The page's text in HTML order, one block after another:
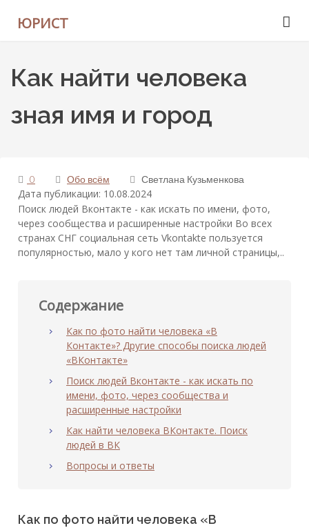
ЮРИСТ
Как найти человека
зная имя и город
0 Обо всём Светлана Кузьменкова
Дата публикации: 10.08.2024
Поиск людей Вконтакте - как искать по имени, фото,
через сообщества и расширенные настройки Во всех
странах СНГ социальная сеть Vkontakte пользуется
популярностью, мало у кого нет там личной страницы,..
Содержание
Как по фото найти человека «В
Контакте»? Другие способы поиска людей
«ВКонтакте»
Поиск людей Вконтакте - как искать по
имени, фото, через сообщества и
расширенные настройки
Как найти человека ВКонтакте. Поиск
людей в ВК
Вопросы и ответы
Как по фото найти человека «В